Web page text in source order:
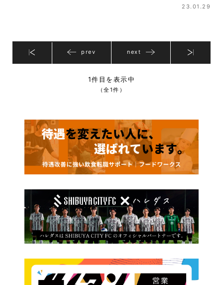
23.01.29
prev next
1件目を表示中
（全1件）